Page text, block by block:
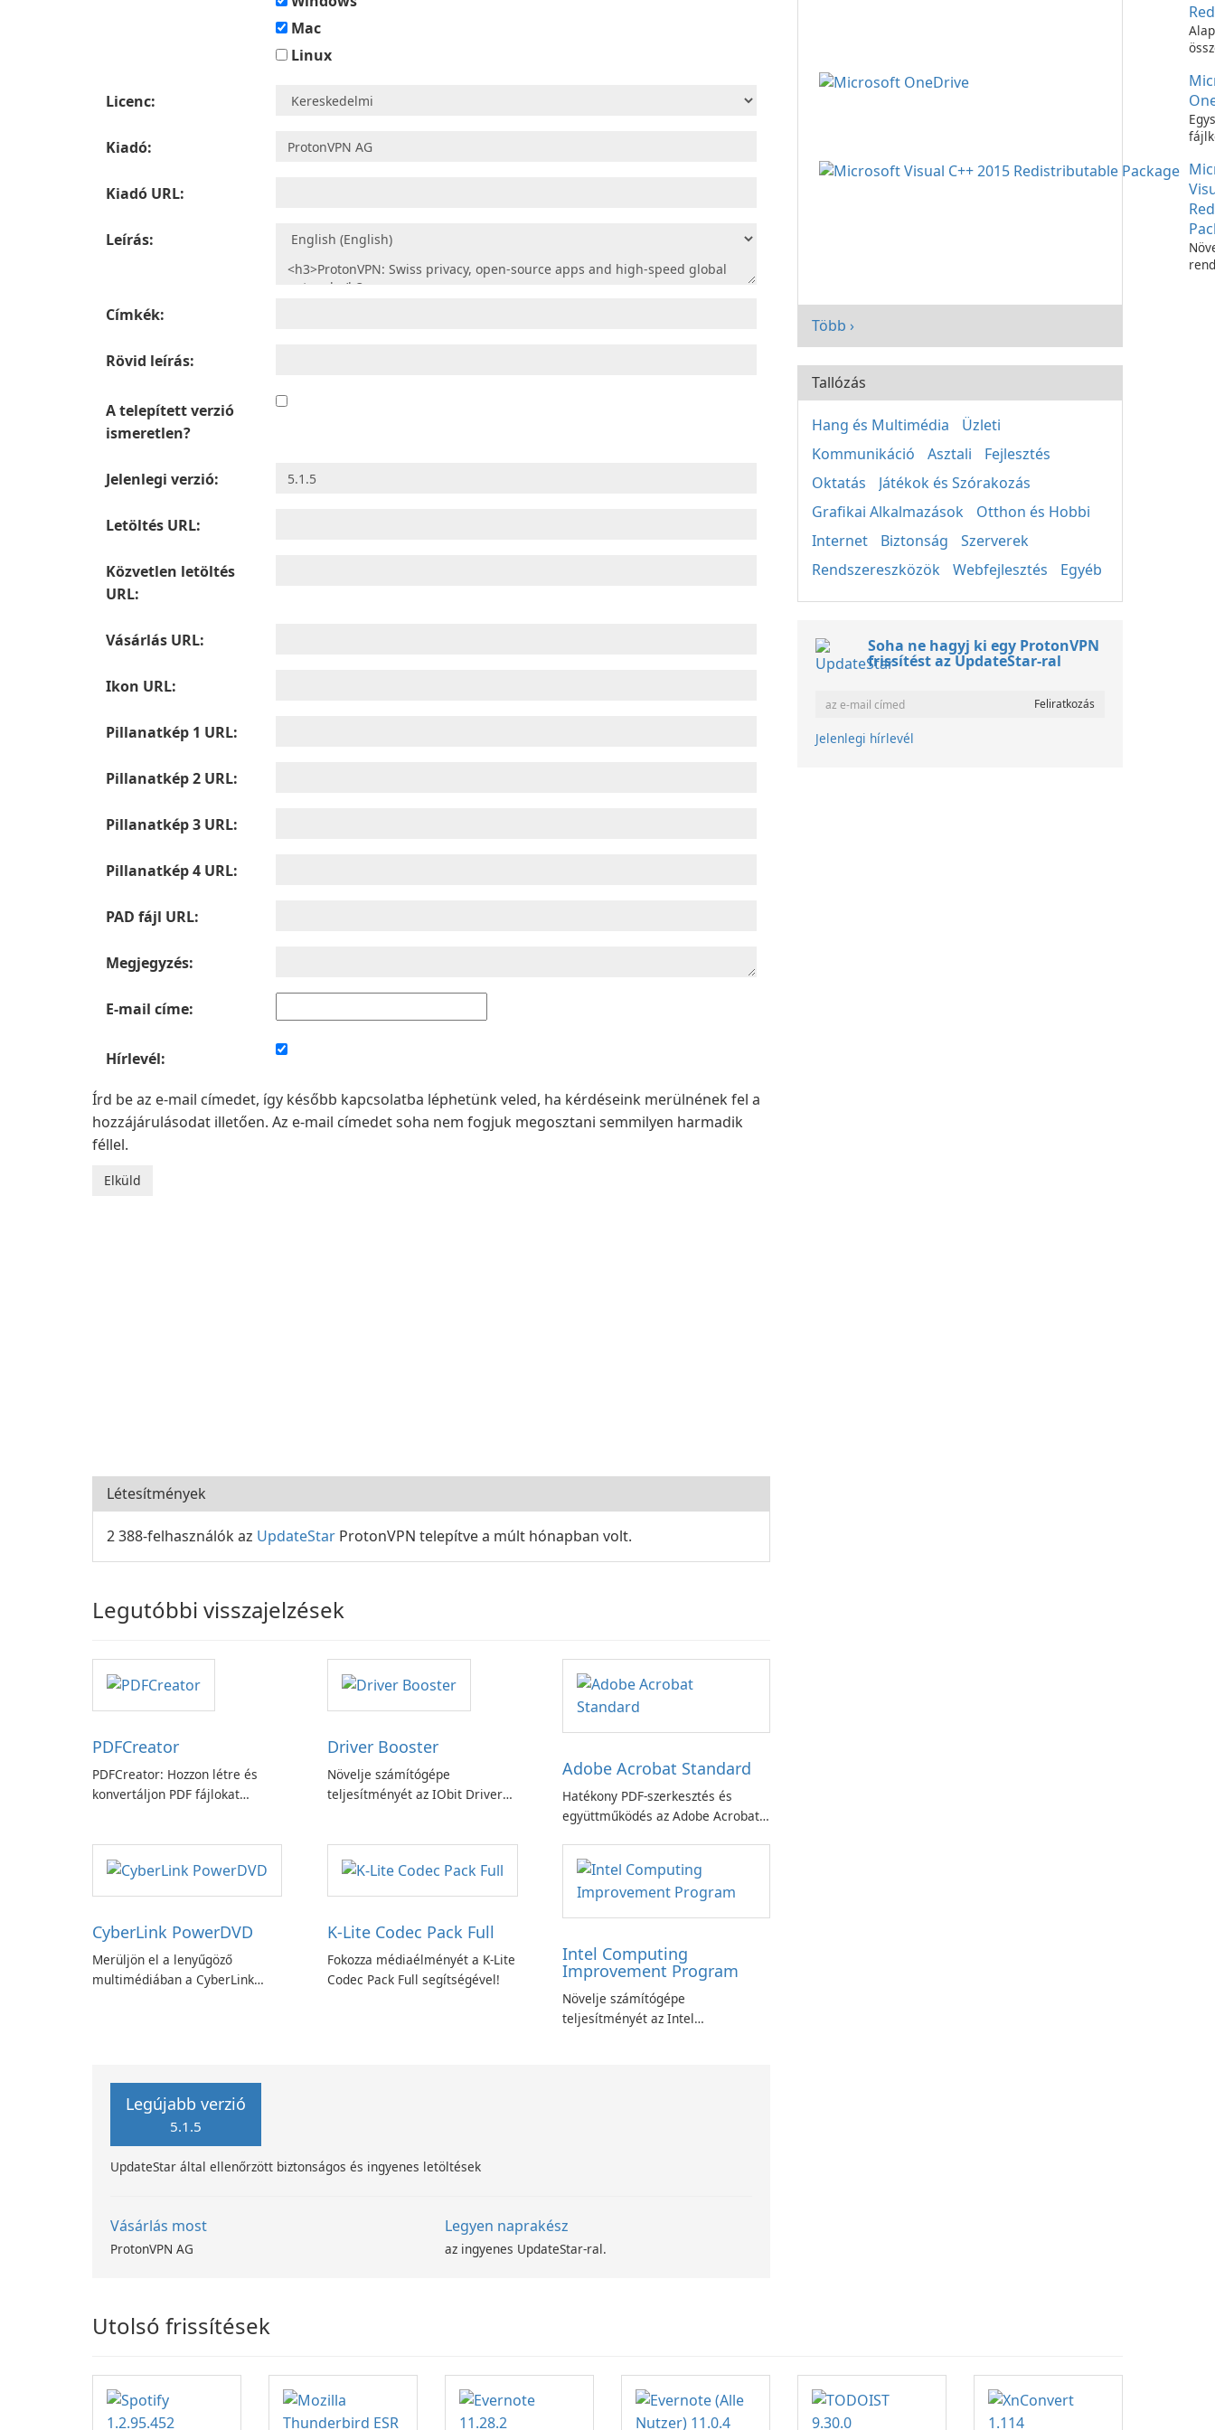
Mac
Linux
Licenc:
Kiadó:
Kiadó URL:
Leírás:
Címkék:
Rövid leírás:
A telepített verzió
ismeretlen?
Jelenlegi verzió:
Letöltés URL:
Közvetlen letöltés
URL:
Vásárlás URL:
Ikon URL:
Pillanatkép 1 URL:
Pillanatkép 2 URL:
Pillanatkép 3 URL:
Pillanatkép 4 URL:
PAD fájl URL:
Megjegyzés:
E-mail címe:
Hírlevél:
Írd be az e-mail címedet, így később kapcsolatba léphetünk veled, ha kérdéseink merülnének fel a
hozzájárulásodat illetően. Az e-mail címedet soha nem fogjuk megosztani semmilyen harmadik
féllel.
Létesítmények
2 388-felhasználók az UpdateStar ProtonVPN telepítve a múlt hónapban volt.
Legutóbbi visszajelzések
PDFCreator
PDFCreator: Hozzon létre és
konvertáljon PDF fájlokat
Driver Booster
Növelje számítógépe
teljesítményét az IObit Driver
Adobe Acrobat Standard
Hatékony PDF-szerkesztés és
együttműködés az Adobe Acrobat
CyberLink PowerDVD
Merüljön el a lenyűgöző
multimédiában a CyberLink
K-Lite Codec Pack Full
Fokozza médiaélményét a K-Lite
Codec Pack Full segítségével!
Intel Computing
Improvement Program
Növelje számítógépe
teljesítményét az Intel
Legújabb verzió
5.1.5
UpdateStar által ellenőrzött biztonságos és ingyenes letöltések
Vásárlás most
ProtonVPN AG
Legyen naprakész
az ingyenes UpdateStar-ral.
Több ›
Tallózás
Hang és Multimédia
Üzleti
Kommunikáció
Asztali
Fejlesztés
Oktatás
Játékok és Szórakozás
Grafikai Alkalmazások
Otthon és Hobbi
Internet
Biztonság
Szerverek
Rendszereszközök
Webfejlesztés Egyéb
Soha ne hagyj ki egy ProtonVPN
frissítést az UpdateStar-ral
Jelenlegi hírlevél
Utolsó frissítések